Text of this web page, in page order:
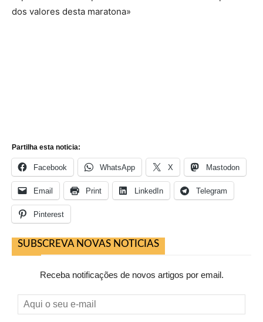
dos valores desta maratona»
Partilha esta noticia:
Facebook WhatsApp X Mastodon
Email Print LinkedIn Telegram
Pinterest
SUBSCREVA NOVAS NOTICIAS
Receba notificações de novos artigos por email.
Aqui
o